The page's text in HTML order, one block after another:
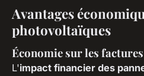
Avantages
photovoltaïques
Économie sur les
L'impact financier des